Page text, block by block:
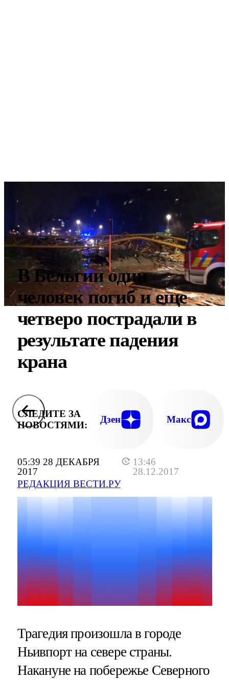
05:39 28 ДЕКАБРЯ
2017
13:46
28.12.2017
РЕДАКЦИЯ ВЕСТИ.РУ
В Бельгии один
человек погиб и еще
четверо пострадали в
результате падения
крана
СЛЕДИТЕ ЗА
НОВОСТЯМИ:
Дзен Макс
Трагедия произошла в городе
Ньивпорт на севере страны.
Накануне на побережье Северного